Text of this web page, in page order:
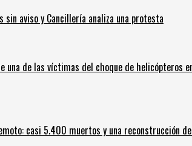
aviso y Cancillería analiza una protesta
una de las víctimas del choque de helicópteros
casi 5.400 muertos y una reconstrucción